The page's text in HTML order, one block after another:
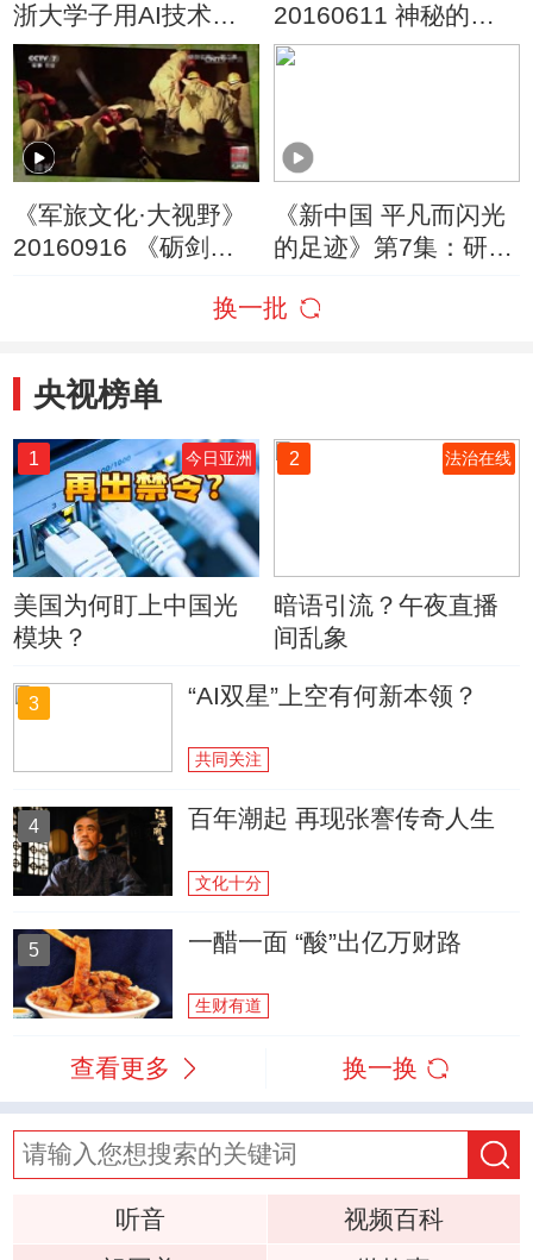
浙大学子用AI技术让
竺可桢校长的形象鲜
活再现
20160611 神秘的特
种作战④现代战争大
《军旅文化·大视野》
20160916 《砺剑征
《新中国 平凡而闪光
的足迹》第7集：研发
术对中国未来发展具
换一批
央视榜单
1 今日亚洲
美国为何盯上中国光
模块？
2 法治在线
暗语引流？午夜直播
间乱象
3 “AI双星”上空有何新本领？
共同关注
4 百年潮起 再现张謇传奇人生
文化十分
5 一醋一面 “酸”出亿万财路
生财有道
查看更多 换一换
听音
视频百科